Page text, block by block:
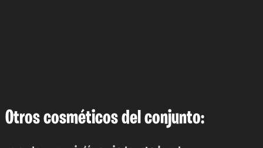
Otros cosméticos del conjunto: